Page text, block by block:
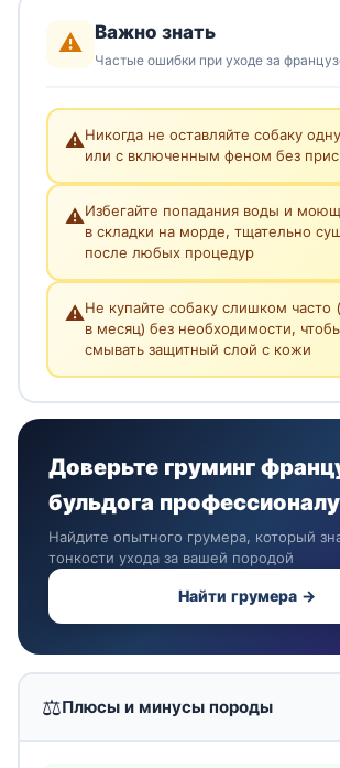
⚠️ Важно знать
Частые ошибки при уходе за
⚠️Никогда не оставляйте собаку
или с включенным феном без
⚠️Избегайте попадания воды и
в складки на морде, тщательно
после любых процедур
⚠️Не купайте собаку слишком часто
в месяц) без необходимости,
смывать защитный слой с кожи
Доверьте груминг
бульдога профессионалу
Найдите опытного грумера, который
тонкости ухода за вашей породой
Найти грумера →
⚖️Плюсы и минусы породы